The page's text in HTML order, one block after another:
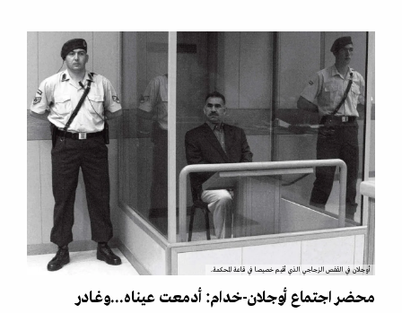
أوجلان في القفص الزجاجي الذي أقيم خصيصا في قاعة المحكمة.
محضر اجتماع أوجلان-خدام: أدمعت عيناه...وغـادر